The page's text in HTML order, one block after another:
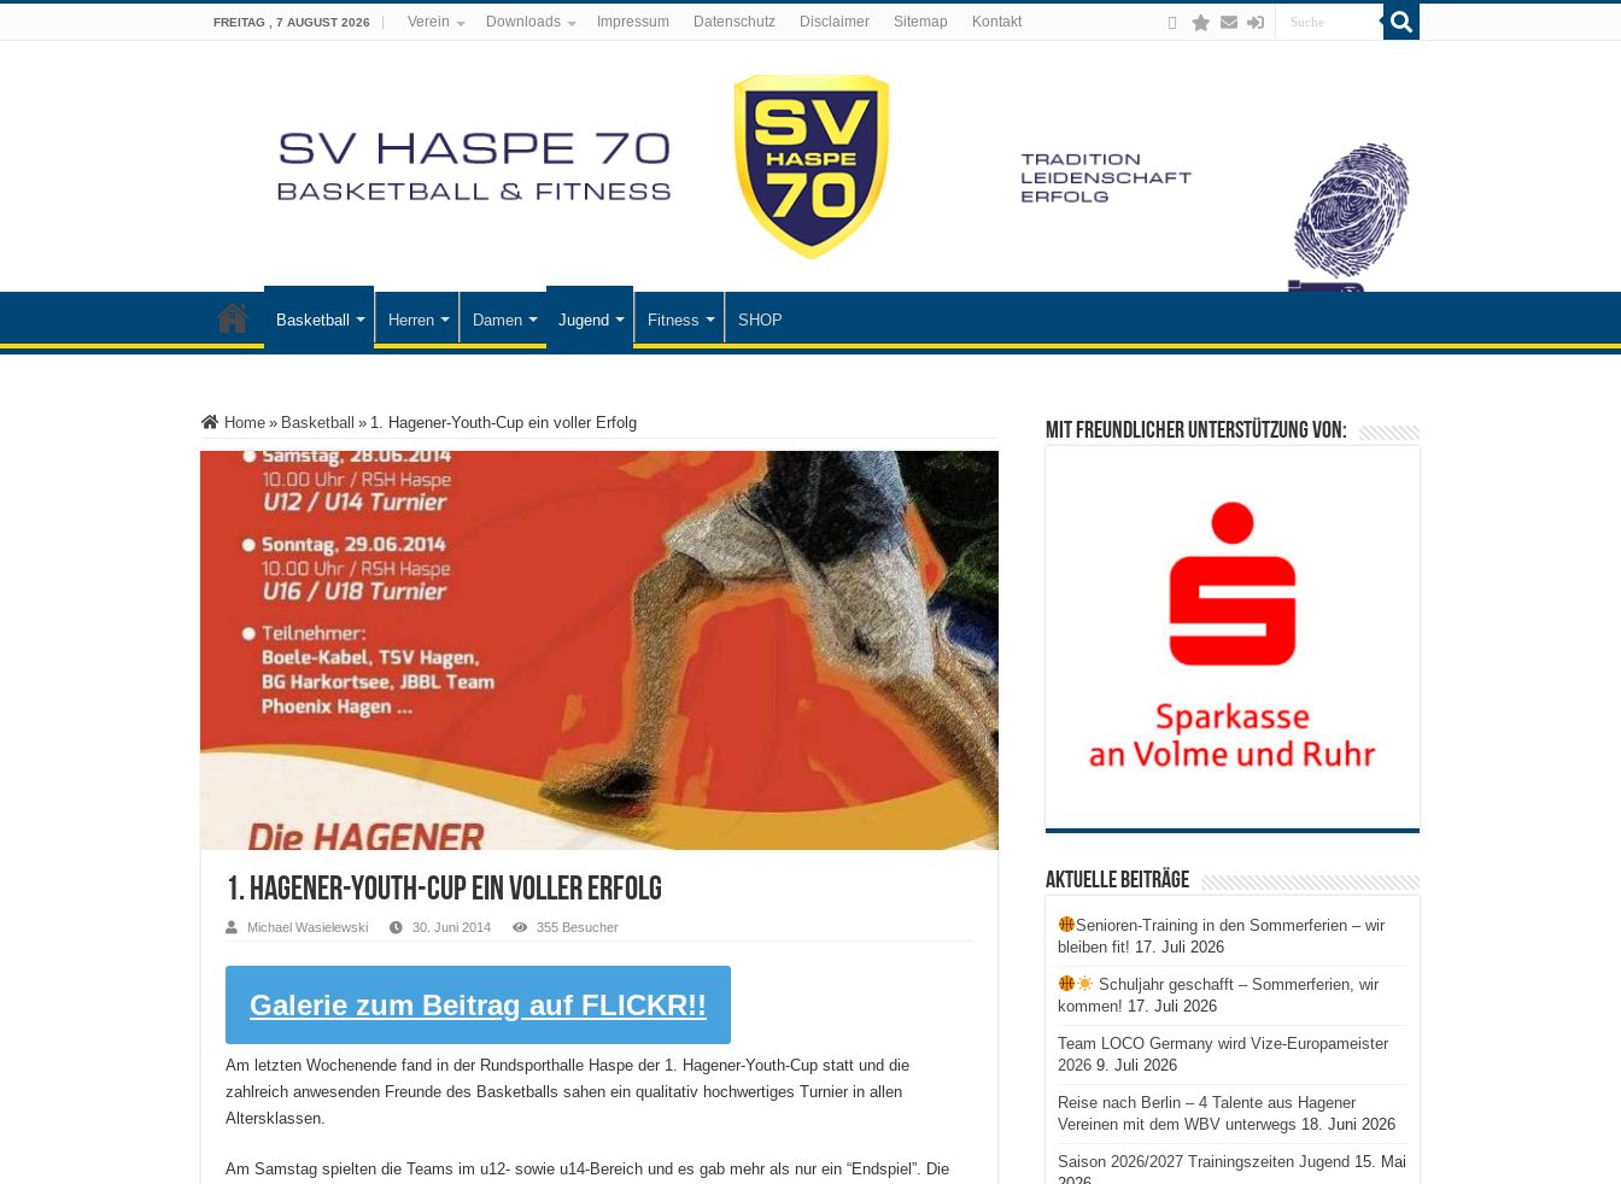
FREITAG , 7 AUGUST 2026 Verein Downloads Impressum Datenschutz Disclaimer Sitemap Kontakt
Basketball Herren Damen Jugend Fitness SHOP
Home » Basketball » 1. Hagener-Youth-Cup ein voller Erfolg
1. Hagener-Youth-Cup ein voller Erfolg
Michael Wasielewski 30. Juni 2014 355 Besucher
Galerie zum Beitrag auf FLICKR!!
Am letzten Wochenende fand in der Rundsporthalle Haspe der 1. Hagener-Youth-Cup statt und die
zahlreich anwesenden Freunde des Basketballs sahen ein qualitativ hochwertiges Turnier in allen
Altersklassen.
Am Samstag spielten die Teams im u12- sowie u14-Bereich und es gab mehr als nur ein “Endspiel”. Die
Mit freundlicher Unterstützung von:
Aktuelle Beiträge
Senioren-Training in den Sommerferien – wir
bleiben fit! 17. Juli 2026
Schuljahr geschafft – Sommerferien, wir
kommen! 17. Juli 2026
Team LOCO Germany wird Vize-Europameister
2026 9. Juli 2026
Reise nach Berlin – 4 Talente aus Hagener
Vereinen mit dem WBV unterwegs 18. Juni 2026
Saison 2026/2027 Trainingszeiten Jugend 15. Mai